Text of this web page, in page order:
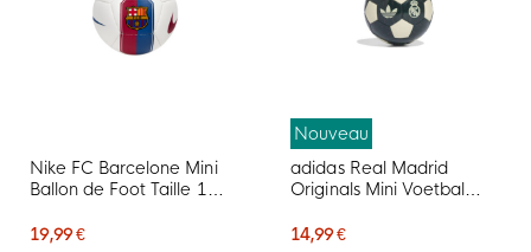
Nike FC Barcelone Mini
Ballon de Foot Taille 1
Rouge
19,99 €
Nouveau
adidas Real Madrid
Originals Mini Voetbal
Donkergroen Wit
14,99 €